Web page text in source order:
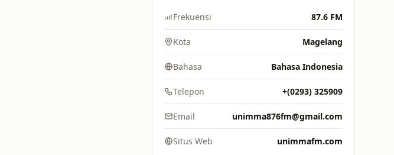
Frekuensi 87.6 FM
Kota Magelang
Bahasa Bahasa Indonesia
Telepon +(0293) 325909
Email unimma876fm@gmail.com
Situs Web unimmafm.com